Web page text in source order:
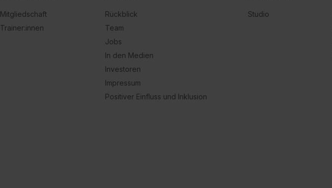
Mitgliedschaft
Trainer:innen
Rückblick
Team
Jobs
In den Medien
Investoren
Impressum
Positiver Einfluss und Inklusion
Studio